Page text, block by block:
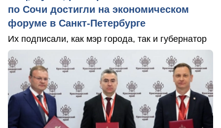
по Сочи достигли на экономическом
форуме в Санкт-Петербурге
Их подписали, как мэр города, так и губернатор